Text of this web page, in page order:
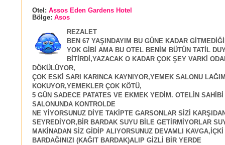
Otel: Assos Eden Gardens Hotel
Bölge: Asos
REZALET
BEN 67 YAŞINDAYIM BU GÜNE KADAR
YOK GİBİ AMA BU OTEL BENİM BÜTÜN TATİL
BİTİRDİ,YAZACAK O KADAR ÇOK ŞEY VARKİ
DÖKÜLÜYOR,
ÇOK ESKİ SARI KARINCA KAYNIYOR,YEMEK SALONU
KOKUYOR,YEMEKLER ÇOK KÖTÜ,
5 GÜN SADECE PATATES VE EKMEK YEDİM. OTELİN
SALONUNDA KONTROLDE
NE YİYORSUNUZ DİYE TAKİPTE GARSONLAR SİZİ
SEYREDİYOR,BİR BARDAK SUYU BİLE GETİRMİYORLAR
MAKİNADAN SİZ GİDİP ALIYORSUNUZ DEVAMLI
BARDAĞINIZI (KAĞIT BARDAK)ALIP GİZLİ BİR YERDE